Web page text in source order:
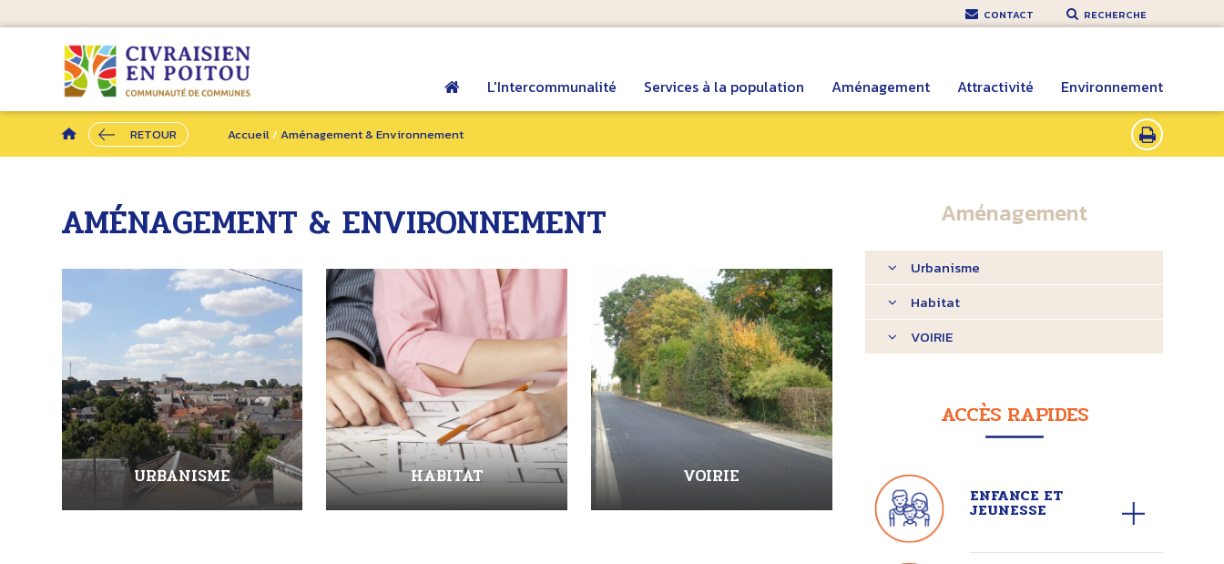
RECHERCHE
CONTACT
L'Intercommunalité Services à la population Aménagement Attractivité Environnement
RETOUR Accueil/Aménagement & Environnement
AMÉNAGEMENT & ENVIRONNEMENT
URBANISME HABITAT VOIRIE
Aménagement
Urbanisme
Habitat
VOIRIE
ACCÈS RAPIDES
ENFANCE ET
JEUNESSE